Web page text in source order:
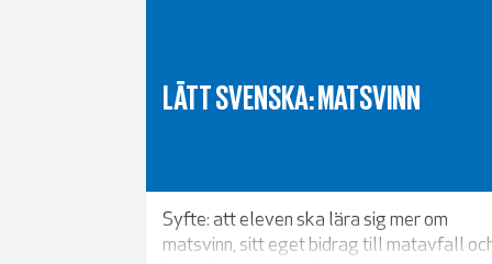
LÄTT SVENSKA: MATSVINN
Syfte: att eleven ska lära sig mer om
matsvinn, sitt eget bidrag till matavfall